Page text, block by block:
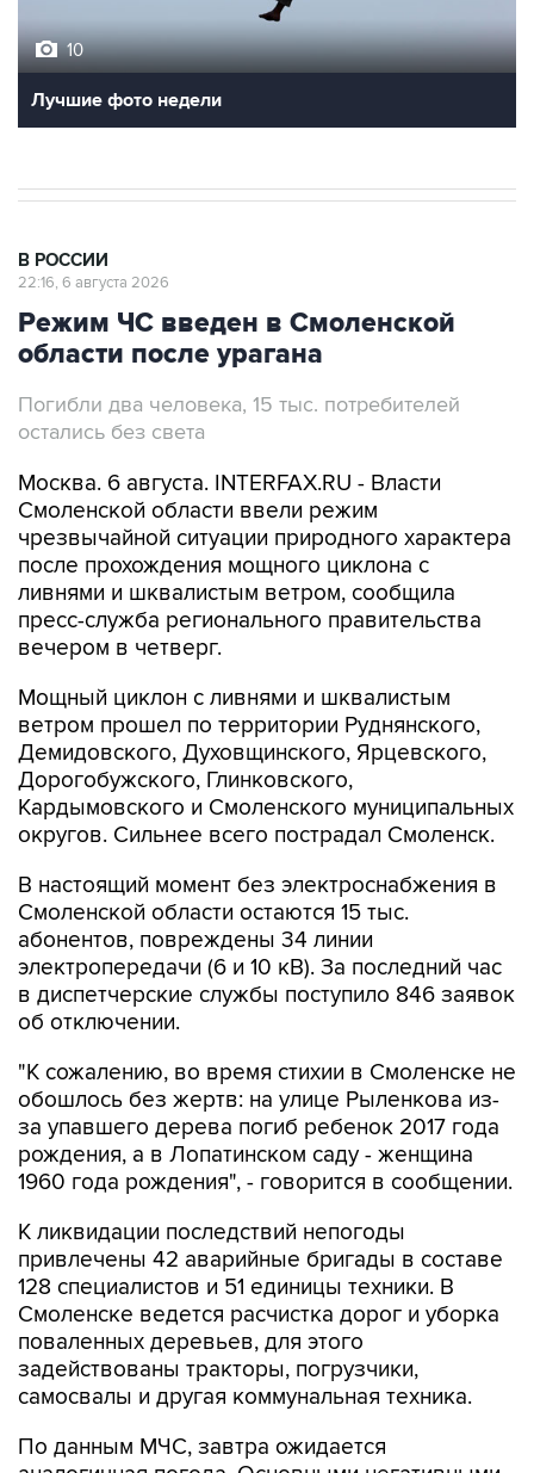
10
Лучшие фото недели
В РОССИИ
22:16, 6 августа 2026
Режим ЧС введен в Смоленской
области после урагана
Погибли два человека, 15 тыс. потребителей
остались без света
Москва. 6 августа. INTERFAX.RU - Власти
Смоленской области ввели режим
чрезвычайной ситуации природного характера
после прохождения мощного циклона с
ливнями и шквалистым ветром, сообщила
пресс-служба регионального правительства
вечером в четверг.
Мощный циклон с ливнями и шквалистым
ветром прошел по территории Руднянского,
Демидовского, Духовщинского, Ярцевского,
Дорогобужского, Глинковского,
Кардымовского и Смоленского муниципальных
округов. Сильнее всего пострадал Смоленск.
В настоящий момент без электроснабжения в
Смоленской области остаются 15 тыс.
абонентов, повреждены 34 линии
электропередачи (6 и 10 кВ). За последний час
в диспетчерские службы поступило 846 заявок
об отключении.
"К сожалению, во время стихии в Смоленске не
обошлось без жертв: на улице Рыленкова из-
за упавшего дерева погиб ребенок 2017 года
рождения, а в Лопатинском саду - женщина
1960 года рождения", - говорится в сообщении.
К ликвидации последствий непогоды
привлечены 42 аварийные бригады в составе
128 специалистов и 51 единицы техники. В
Смоленске ведется расчистка дорог и уборка
поваленных деревьев, для этого
задействованы тракторы, погрузчики,
самосвалы и другая коммунальная техника.
По данным МЧС, завтра ожидается